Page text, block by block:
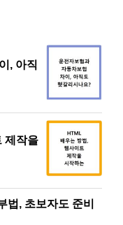
, 아직
제작을
법, 초보자도 준비